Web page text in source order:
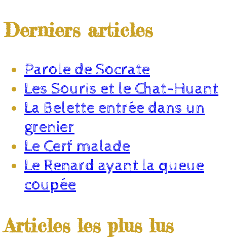
Derniers articles
Parole de Socrate
Les Souris et le Chat-Huant
La Belette entrée dans un
grenier
Le Cerf malade
Le Renard ayant la queue
coupée
Articles les plus lus